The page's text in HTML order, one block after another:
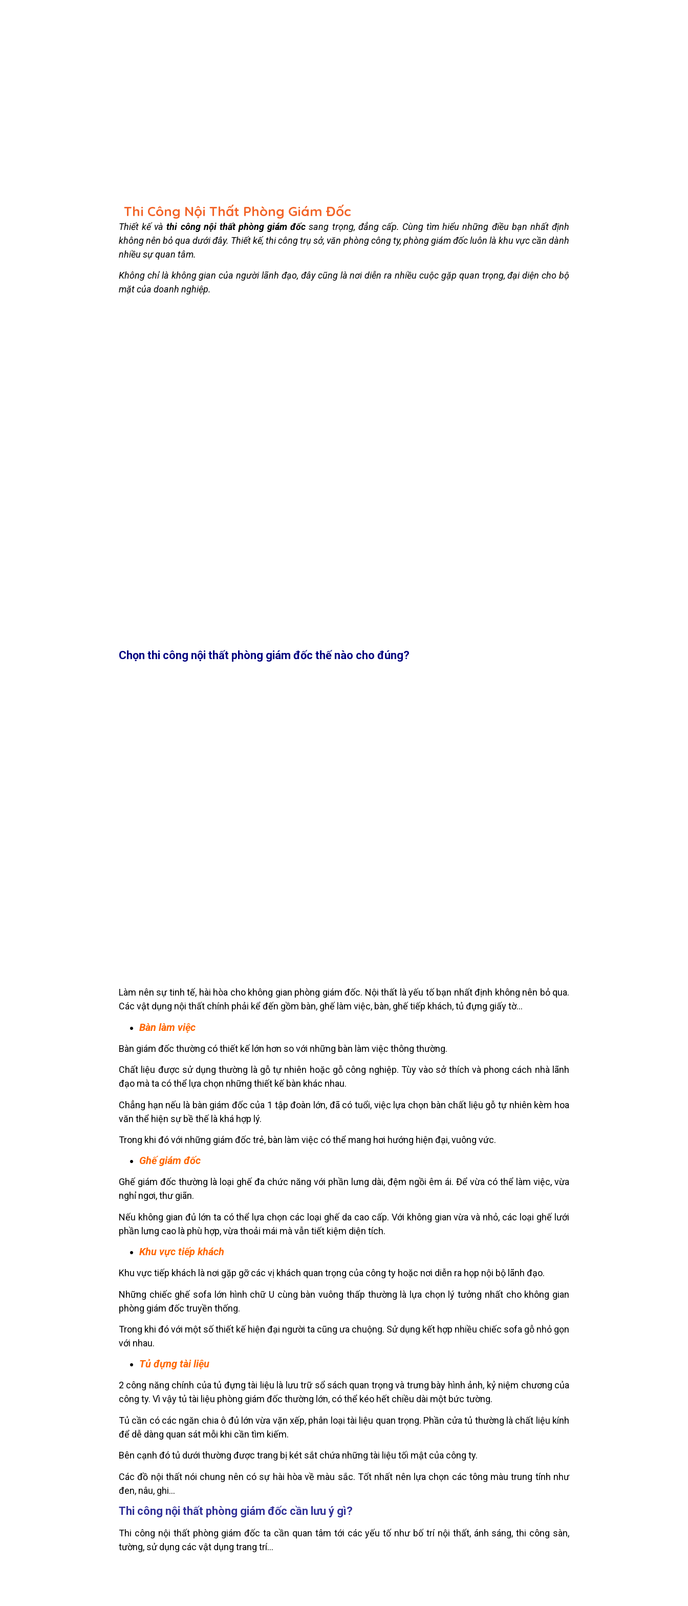
Thi Công Nội Thất Phòng Giám Đốc
Thiết kế vàthi công nội thất phòng giám đốc sang trọng, đẳng cấp. Cùng tìm hiểu những điều bạn nhất định
không nên bỏ qua dưới đây. Thiết kế, thi công trụ sở, văn phòng công ty, phòng giám đốc luôn là khu vực cần dành
nhiều sự quan tâm.
Không chỉ là không gian của người lãnh đạo, đây cũng là nơi diễn ra nhiều cuộc gặp quan trọng, đại diện cho bộ
mặt của doanh nghiệp.
Chọn thi công nội thất phòng giám đốc thế nào cho đúng?
Làm nên sự tinh tế, hài hòa cho không gian phòng giám đốc. Nội thất là yếu tố bạn nhất định không nên bỏ qua.
Các vật dụng nội thất chính phải kể đến gồm bàn, ghế làm việc, bàn, ghế tiếp khách, tủ đựng giấy tờ…
Bàn làm việc
Bàn giám đốc thường có thiết kế lớn hơn so với những bàn làm việc thông thường.
Chất liệu được sử dụng thường là gỗ tự nhiên hoặc gỗ công nghiệp. Tùy vào sở thích và phong cách nhà lãnh
đạo mà ta có thể lựa chọn những thiết kế bàn khác nhau.
Chẳng hạn nếu là bàn giám đốc của 1 tập đoàn lớn, đã có tuổi, việc lựa chọn bàn chất liệu gỗ tự nhiên kèm hoa
văn thể hiện sự bề thế là khá hợp lý.
Trong khi đó với những giám đốc trẻ, bàn làm việc có thể mang hơi hướng hiện đại, vuông vức.
Ghế giám đốc
Ghế giám đốc thường là loại ghế đa chức năng với phần lưng dài, đệm ngồi êm ái. Để vừa có thể làm việc, vừa
nghỉ ngơi, thư giãn.
Nếu không gian đủ lớn ta có thể lựa chọn các loại ghế da cao cấp. Với không gian vừa và nhỏ, các loại ghế lưới
phần lưng cao là phù hợp, vừa thoải mái mà vẫn tiết kiệm diện tích.
Khu vực tiếp khách
Khu vực tiếp khách là nơi gặp gỡ các vị khách quan trọng của công ty hoặc nơi diễn ra họp nội bộ lãnh đạo.
Những chiếc ghế sofa lớn hình chữ U cùng bàn vuông thấp thường là lựa chọn lý tưởng nhất cho không gian
phòng giám đốc truyền thống.
Trong khi đó với một số thiết kế hiện đại người ta cũng ưa chuộng. Sử dụng kết hợp nhiều chiếc sofa gỗ nhỏ gọn
với nhau.
Tủ đựng tài liệu
2 công năng chính của tủ đựng tài liệu là lưu trữ sổ sách quan trọng và trưng bày hình ảnh, kỷ niệm chương của
công ty. Vì vậy tủ tài liệu phòng giám đốc thường lớn, có thể kéo hết chiều dài một bức tường.
Tủ cần có các ngăn chia ô đủ lớn vừa vặn xếp, phân loại tài liệu quan trọng. Phần cửa tủ thường là chất liệu kính
để dễ dàng quan sát mỗi khi cần tìm kiếm.
Bên cạnh đó tủ dưới thường được trang bị két sắt chứa những tài liệu tối mật của công ty.
Các đồ nội thất nói chung nên có sự hài hòa về màu sắc. Tốt nhất nên lựa chọn các tông màu trung tính như
đen, nâu, ghi…
Thi công nội thất phòng giám đốc cần lưu ý gì?
Thi công nội thất phòng giám đốc ta cần quan tâm tới các yếu tố như bố trí nội thất, ánh sáng, thi công sàn,
tường, sử dụng các vật dụng trang trí…